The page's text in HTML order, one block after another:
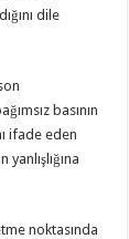
dile
basının
ifade eden
noktasında